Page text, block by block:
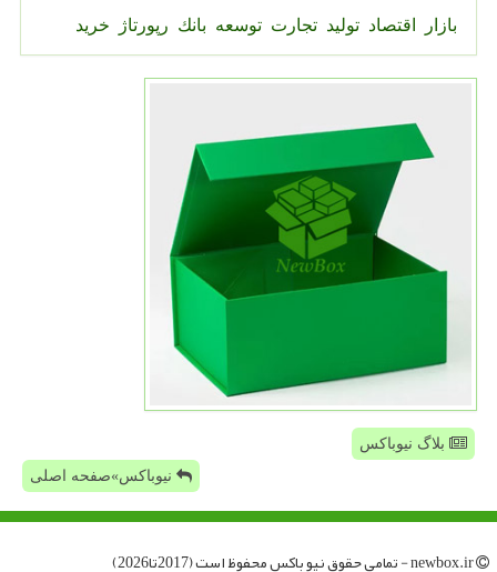
بازار اقتصاد تولید تجارت توسعه بانك رپورتاژ خرید
بلاگ نیوباکس
نیوباکس»صفحه اصلی